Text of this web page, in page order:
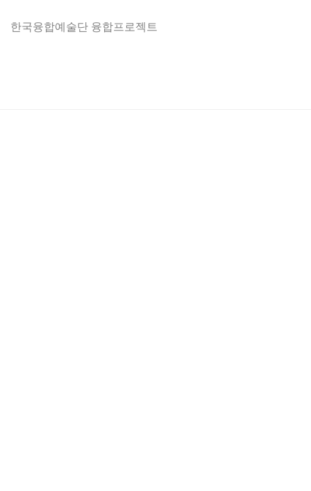
한국융합예술단 융합프로젝트